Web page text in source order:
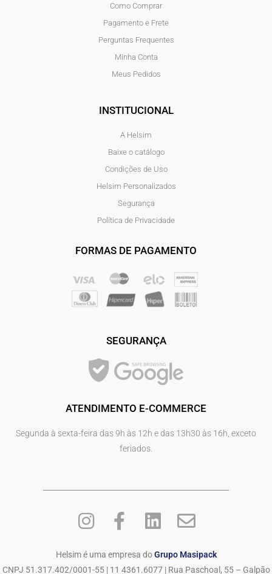
Como Comprar
Pagamento e Frete
Perguntas Frequentes
Minha Conta
Meus Pedidos
INSTITUCIONAL
A Helsim
Baixe o catálogo
Condições de Uso
Helsim Personalizados
Segurança
Política de Privacidade
FORMAS DE PAGAMENTO
SEGURANÇA
ATENDIMENTO E-COMMERCE
Segunda à sexta-feira das 9h às 12h e das 13h30 às 16h, exceto
feriados.
Helsim é uma empresa doGrupo Masipack
CNPJ 51.317.402/0001-55 | 11 4361.6077 | Rua Paschoal, 55 – Galpão